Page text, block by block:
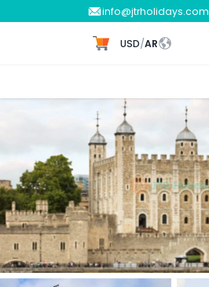
info@jtrholidays.com
AR
/
USD